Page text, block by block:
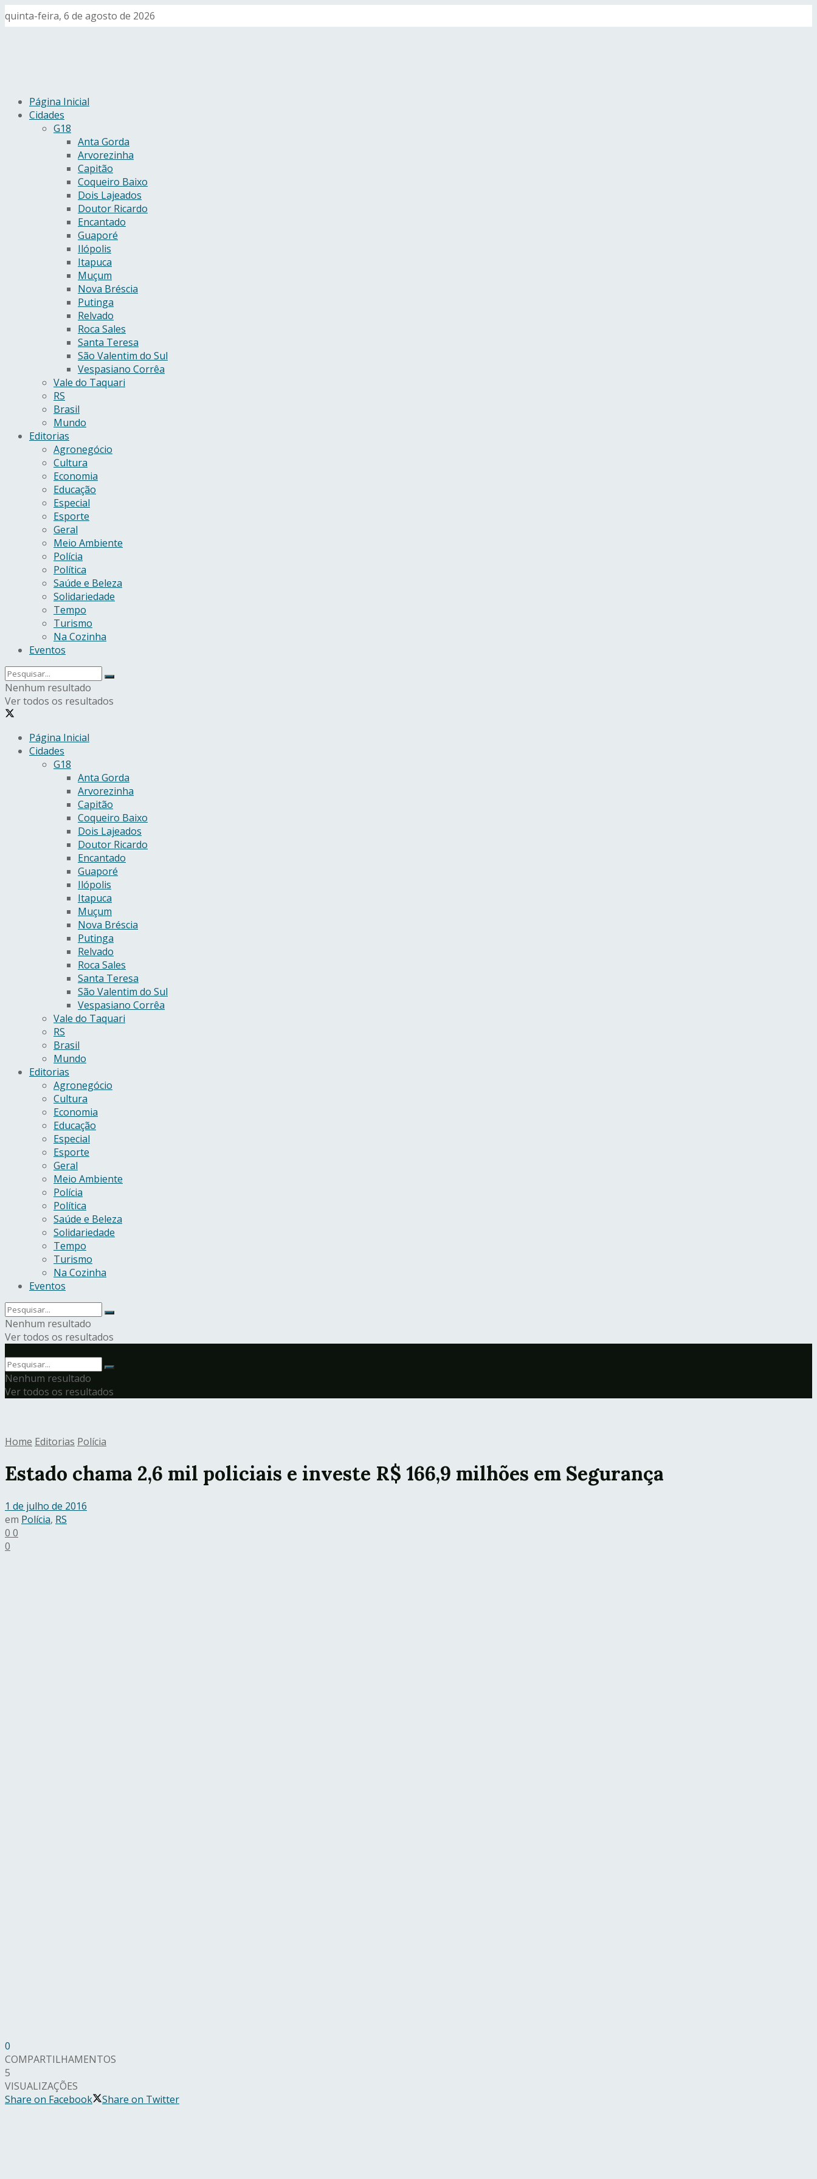
quinta-feira, 6 de agosto de 2026
Página Inicial
Cidades
G18
Anta Gorda
Arvorezinha
Capitão
Coqueiro Baixo
Dois Lajeados
Doutor Ricardo
Encantado
Guaporé
Ilópolis
Itapuca
Muçum
Nova Bréscia
Putinga
Relvado
Roca Sales
Santa Teresa
São Valentim do Sul
Vespasiano Corrêa
Vale do Taquari
RS
Brasil
Mundo
Editorias
Agronegócio
Cultura
Economia
Educação
Especial
Esporte
Geral
Meio Ambiente
Polícia
Política
Saúde e Beleza
Solidariedade
Tempo
Turismo
Na Cozinha
Eventos
Nenhum resultado
Ver todos os resultados
Página Inicial
Cidades
G18
Anta Gorda
Arvorezinha
Capitão
Coqueiro Baixo
Dois Lajeados
Doutor Ricardo
Encantado
Guaporé
Ilópolis
Itapuca
Muçum
Nova Bréscia
Putinga
Relvado
Roca Sales
Santa Teresa
São Valentim do Sul
Vespasiano Corrêa
Vale do Taquari
RS
Brasil
Mundo
Editorias
Agronegócio
Cultura
Economia
Educação
Especial
Esporte
Geral
Meio Ambiente
Polícia
Política
Saúde e Beleza
Solidariedade
Tempo
Turismo
Na Cozinha
Eventos
Nenhum resultado
Ver todos os resultados
Nenhum resultado
Ver todos os resultados
Home Editorias Polícia
Estado chama 2,6 mil policiais e investe R$ 166,9 milhões em Segurança
1 de julho de 2016
em Polícia, RS
0 0
0
0
COMPARTILHAMENTOS
5
VISUALIZAÇÕES
Share on Facebook
Share on Twitter